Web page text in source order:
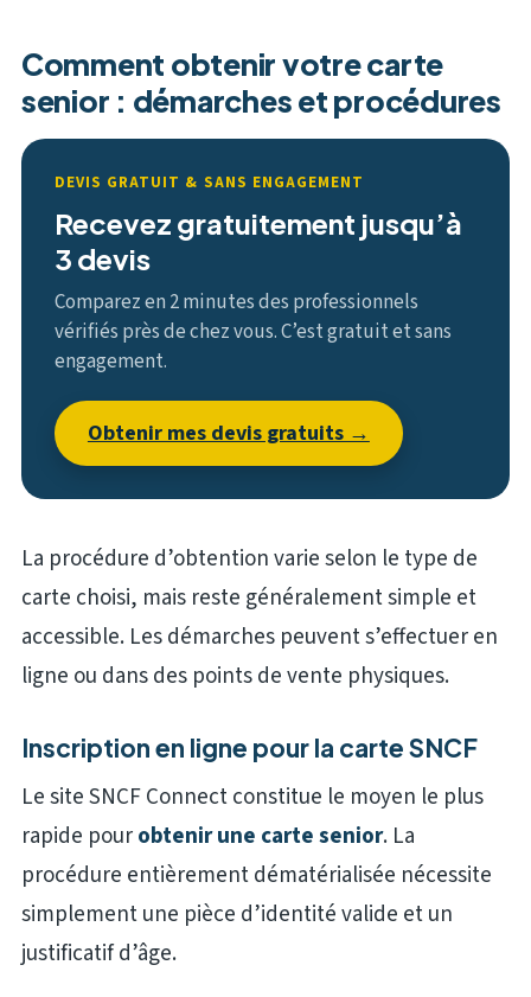
Comment obtenir votre carte
senior : démarches et procédures
DEVIS GRATUIT & SANS ENGAGEMENT
Recevez gratuitement jusqu’à
3 devis
Comparez en 2 minutes des professionnels
vérifiés près de chez vous. C’est gratuit et sans
engagement.
Obtenir mes devis gratuits →
La procédure d’obtention varie selon le type de
carte choisi, mais reste généralement simple et
accessible. Les démarches peuvent s’effectuer en
ligne ou dans des points de vente physiques.
Inscription en ligne pour la carte SNCF
Le site SNCF Connect constitue le moyen le plus
rapide pourobtenir une carte senior. La
procédure entièrement dématérialisée nécessite
simplement une pièce d’identité valide et un
justificatif d’âge.